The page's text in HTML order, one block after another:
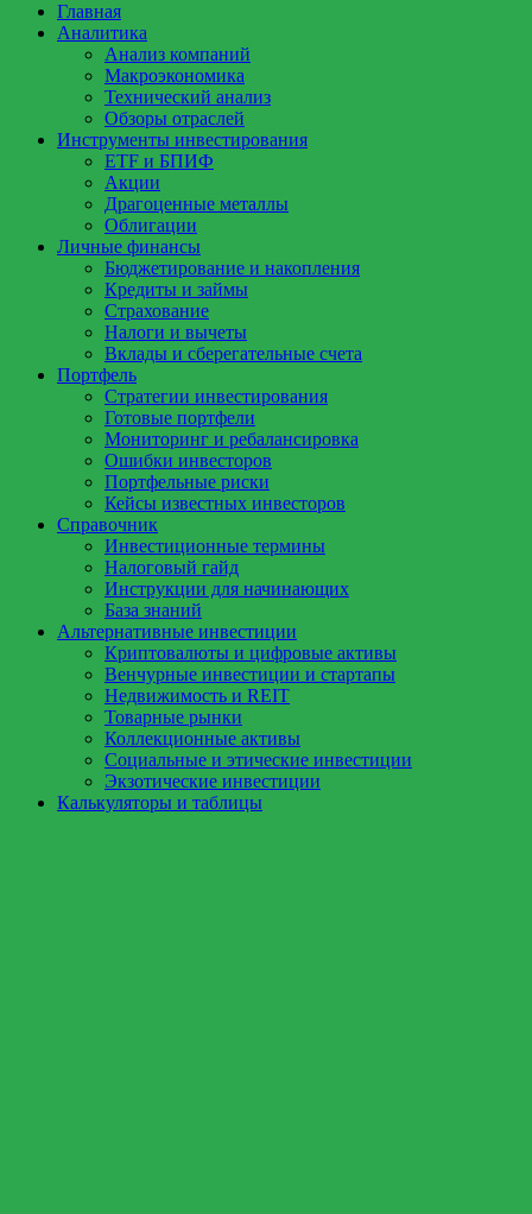
Главная
Аналитика
Анализ компаний
Макроэкономика
Технический анализ
Обзоры отраслей
Инструменты инвестирования
ETF и БПИФ
Акции
Драгоценные металлы
Облигации
Личные финансы
Бюджетирование и накопления
Кредиты и займы
Страхование
Налоги и вычеты
Вклады и сберегательные счета
Портфель
Стратегии инвестирования
Готовые портфели
Мониторинг и ребалансировка
Ошибки инвесторов
Портфельные риски
Кейсы известных инвесторов
Справочник
Инвестиционные термины
Налоговый гайд
Инструкции для начинающих
База знаний
Альтернативные инвестиции
Криптовалюты и цифровые активы
Венчурные инвестиции и стартапы
Недвижимость и REIT
Товарные рынки
Коллекционные активы
Социальные и этические инвестиции
Экзотические инвестиции
Калькуляторы и таблицы